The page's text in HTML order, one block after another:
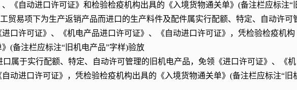
、《自动进口许可证》和检验检疫机构出具的《入境货物通关单》(备注栏应标注“
贸易项下为生产返销产品而进口的生产料件及配件属实行配额、特定、自动许可
口许可证》、《机电产品进口许可证》、《自动进口许可证》，凭检验检疫机构
(备注栏应标注“旧机电产品”字样)验放
属于实行配额、特定、自动许可管理的旧机电产品，免领《进口许可证》、《机
动进口许可证》，凭检验检疫机构出具的《入境货物通关单》(备注栏应标注“旧